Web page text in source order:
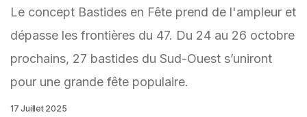
Le concept Bastides en Fête prend de l'ampleur et
dépasse les frontières du 47. Du 24 au 26 octobre
prochains, 27 bastides du Sud-Ouest s’uniront
pour une grande fête populaire.
17 Juillet 2025